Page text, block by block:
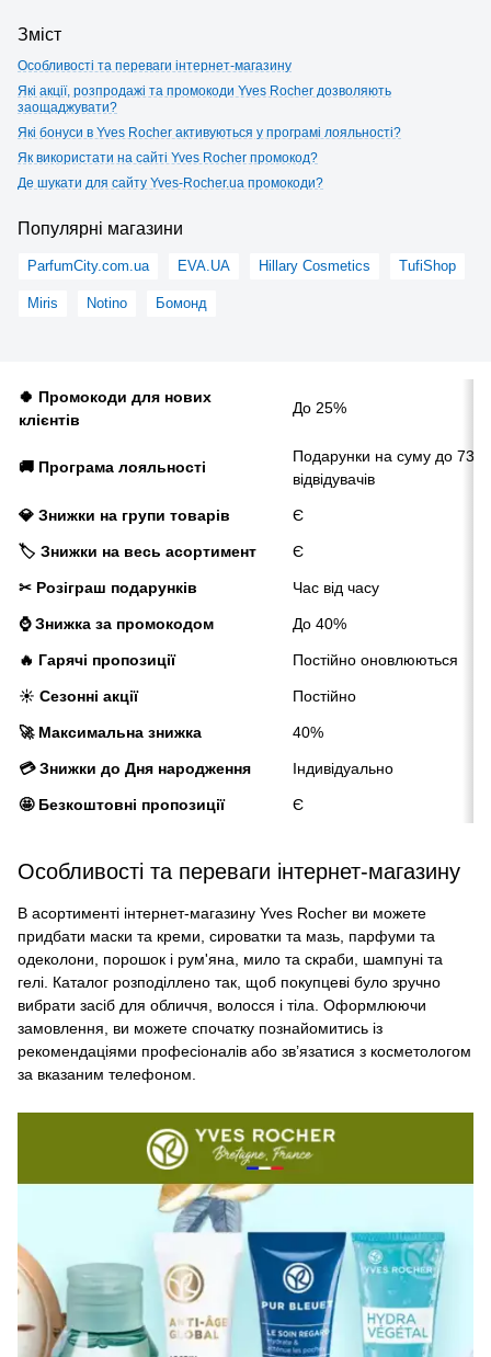
🍀 Промокоди для нових
клієнтів
До 25%
🚚 Програма лояльності
Подарунки на суму до 730
відвідувачів
💎 Знижки на групи товарів Є
🏷️ Знижки на весь асортимент Є
✂ Розіграш подарунків Час від часу
⌚ Знижка за промокодом До 40%
🔥 Гарячі пропозиції Постійно оновлюються
☀️ Сезонні акції Постійно
🚀 Максимальна знижка 40%
💳 Знижки до Дня народження Індивідуально
🤩 Безкоштовні пропозиції Є
Особливості та переваги інтернет-магазину
В асортименті інтернет-магазину Yves Rocher ви можете
придбати маски та креми, сироватки та мазь, парфуми та
одеколони, порошок і рум'яна, мило та скраби, шампуні та
гелі. Каталог розподіллено так, щоб покупцеві було зручно
вибрати засіб для обличчя, волосся і тіла. Оформлюючи
замовлення, ви можете спочатку познайомитись із
рекомендаціями професіоналів або зв’язатися з косметологом
за вказаним телефоном.
Зміст
Особливості та переваги інтернет-магазину
Які акції, розпродажі та промокоди Yves Rocher дозволяють
заощаджувати?
Які бонуси в Yves Rocher активуються у програмі лояльності?
Як використати на сайті Yves Rocher промокод?
Де шукати для сайту Yves-Rocher.ua промокоди?
Популярні магазини
ParfumCity.com.ua EVA.UA Hillary Cosmetics TufiShop
Miris Notino Бомонд